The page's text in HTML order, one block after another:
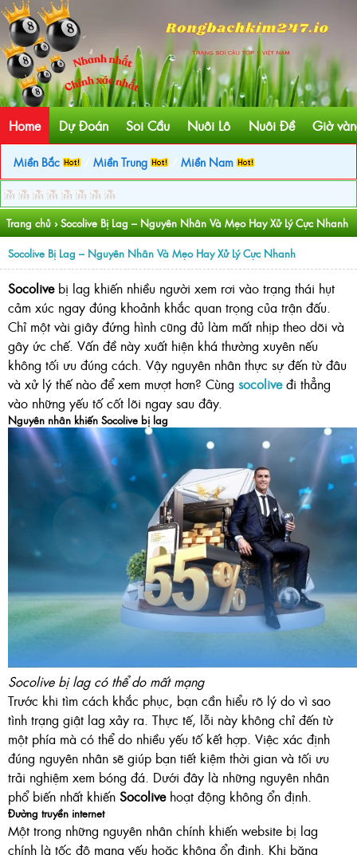
Home Dự Đoán Soi Cầu Nuôi Lô Nuôi Đề Giờ
Miền Bắc Miền Trung Miền Nam
Trang chủ›Socolive Bị Lag – Nguyên Nhân Và Mẹo Hay Xử Lý Cực Nhanh
Socolive Bị Lag – Nguyên Nhân Và Mẹo Hay Xử Lý Cực Nhanh
Socolivebị lag khiến nhiều người xem rơi vào trạng thái hụt
cảm xúc ngay đúng khoảnh khắc quan trọng của trận đấu.
Chỉ một vài giây đứng hình cũng đủ làm mất nhịp theo dõi và
gây ức chế. Vấn đề này xuất hiện khá thường xuyên nếu
không tối ưu đúng cách. Vậy nguyên nhân thực sự đến từ đâu
và xử lý thế nào để xem mượt hơn? Cùng socoliveđi thẳng
vào những yếu tố cốt lõi ngay sau đây.
Nguyên nhân khiến Socolive bị lag
Socolive bị lag có thể do mất mạng
Trước khi tìm cách khắc phục, bạn cần hiểu rõ lý do vì sao
tình trạng giật lag xảy ra. Thực tế, lỗi này không chỉ đến từ
một phía mà có thể do nhiều yếu tố kết hợp. Việc xác định
đúng nguyên nhân sẽ giúp bạn tiết kiệm thời gian và tối ưu
trải nghiệm xem bóng đá. Dưới đây là những nguyên nhân
phổ biến nhất khiến Socolivehoạt động không ổn định.
Đường truyền internet
Một trong những nguyên nhân chính khiến website bị lag
chính là tốc độ mạng yếu hoặc không ổn định. Khi băng